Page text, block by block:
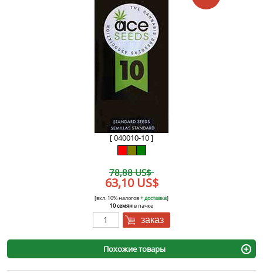
[ 040010-10 ]
78,88 US$
63,10 US$
[вкл. 10% налогов+ доставка]
10 семянв пачке
заказ
Похожие товары